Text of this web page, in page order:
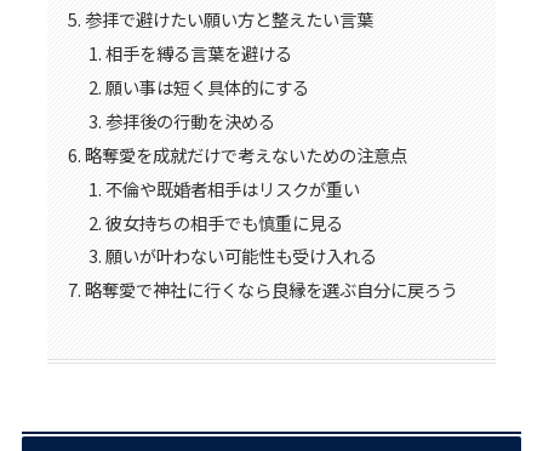
参拝で避けたい願い方と整えたい言葉
相手を縛る言葉を避ける
願い事は短く具体的にする
参拝後の行動を決める
略奪愛を成就だけで考えないための注意点
不倫や既婚者相手はリスクが重い
彼女持ちの相手でも慎重に見る
願いが叶わない可能性も受け入れる
略奪愛で神社に行くなら良縁を選ぶ自分に戻ろう